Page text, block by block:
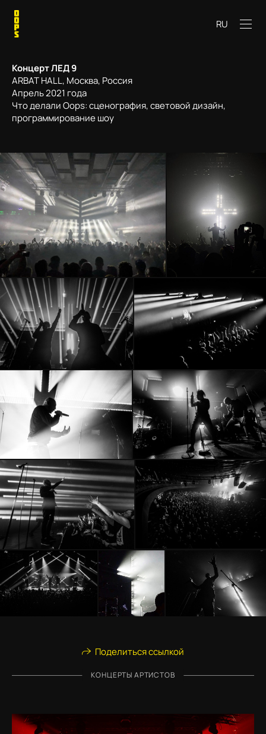
RU
Концерт ЛЕД 9
ARBAT HALL, Москва, Россия
Апрель 2021 года
Что делали Oops: сценография, световой дизайн,
программирование шоу
Поделиться ссылкой
КОНЦЕРТЫ АРТИСТОВ